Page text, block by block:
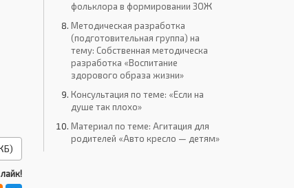
фольклора в формировании ЗОЖ
Методическая разработка
(подготовительная группа) на
тему: Собственная методическа
разработка «Воспитание
здорового образа жизни»
Консультация по теме: «Если на
душе так плохо»
Материал по теме: Агитация для
родителей «Авто кресло — детям»